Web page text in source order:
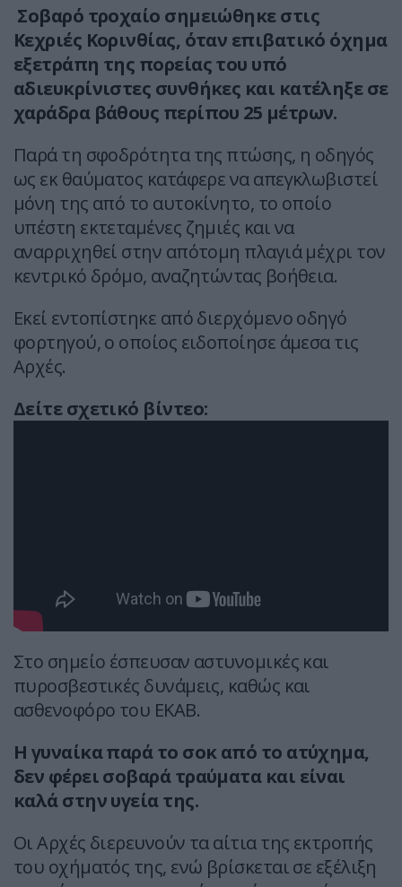
Σοβαρό τροχαίο σημειώθηκε στις
Κεχριές Κορινθίας, όταν επιβατικό όχημα
εξετράπη της πορείας του υπό
αδιευκρίνιστες συνθήκες και κατέληξε σε
χαράδρα βάθους περίπου 25 μέτρων.
Παρά τη σφοδρότητα της πτώσης, η οδηγός
ως εκ θαύματος κατάφερε να απεγκλωβιστεί
μόνη της από το αυτοκίνητο, το οποίο
υπέστη εκτεταμένες ζημιές και να
αναρριχηθεί στην απότομη πλαγιά μέχρι τον
κεντρικό δρόμο, αναζητώντας βοήθεια.
Εκεί εντοπίστηκε από διερχόμενο οδηγό
φορτηγού, ο οποίος ειδοποίησε άμεσα τις
Αρχές.
Δείτε σχετικό βίντεο:
Στο σημείο έσπευσαν αστυνομικές και
πυροσβεστικές δυνάμεις, καθώς και
ασθενοφόρο του ΕΚΑΒ.
Η γυναίκα παρά το σοκ από το ατύχημα,
δεν φέρει σοβαρά τραύματα και είναι
καλά στην υγεία της.
Οι Αρχές διερευνούν τα αίτια της εκτροπής
του οχήματός της, ενώ βρίσκεται σε εξέλιξη